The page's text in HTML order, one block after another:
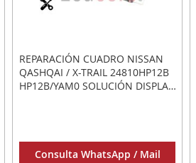
REPARACIÓN CUADRO NISSAN
QASHQAI / X-TRAIL 24810HP12B
HP12B/YAM0 SOLUCIÓN DISPLAY
Consulta WhatsApp / Mail